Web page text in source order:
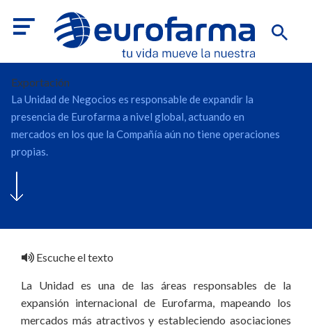
Exportación
La Unidad de Negocios es responsable de expandir la
presencia de Eurofarma a nivel global, actuando en
mercados en los que la Compañía aún no tiene operaciones
propias.
Escuche el texto
La Unidad es una de las áreas responsables de la
expansión internacional de Eurofarma, mapeando los
mercados más atractivos y estableciendo asociaciones